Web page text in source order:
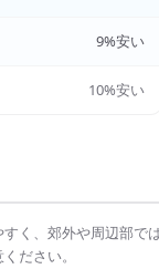
9%安い
10%安い
く、郊外や周辺部で
ださい。